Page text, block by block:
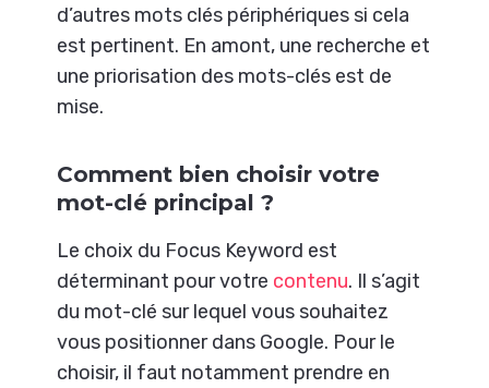
d’autres mots clés périphériques si cela
est pertinent. En amont, une recherche et
une priorisation des mots-clés est de
mise.
Comment bien choisir votre
mot-clé principal ?
Le choix du Focus Keyword est
déterminant pour votre contenu. Il s’agit
du mot-clé sur lequel vous souhaitez
vous positionner dans Google. Pour le
choisir, il faut notamment prendre en